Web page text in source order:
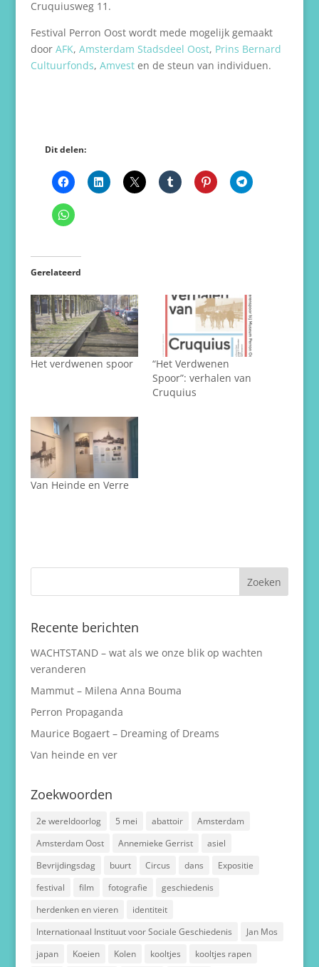
Cruquiusweg 11.
Festival Perron Oost wordt mede mogelijk gemaakt
door AFK, Amsterdam Stadsdeel Oost, Prins Bernard
Cultuurfonds, Amvesten de steun van individuen.
Dit delen:
Gerelateerd
Het verdwenen spoor
“Het Verdwenen
Spoor”: verhalen van
Cruquius
Van Heinde en Verre
Recente berichten
WACHTSTAND – wat als we onze blik op wachten
veranderen
Mammut – Milena Anna Bouma
Perron Propaganda
Maurice Bogaert – Dreaming of Dreams
Van heinde en ver
Zoekwoorden
2e wereldoorlog 5 mei abattoir
Amsterdam
Amsterdam Oost
Annemieke Gerrist
asiel
Bevrijdingsdag
buurt Circus dans
Expositie
festival
film fotografie
geschiedenis
herdenken en vieren
identiteit
Internationaal Instituut voor Sociale Geschiedenis
Jan Mos
japan
Koeien Kolen kooltjes
kooltjes rapen